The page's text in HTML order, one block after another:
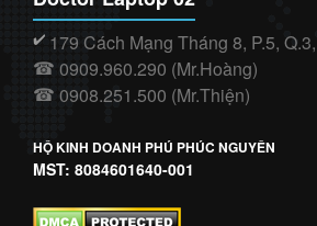
✔️ 179 Cách Mạng Tháng 8, P.5,
☎ 0909.960.290 (Mr.Hoàng)
☎ 0908.251.500 (Mr.Thiện)
HỘ KINH DOANH PHÚ PHÚC NGUYÊN
MST: 8084601640-001